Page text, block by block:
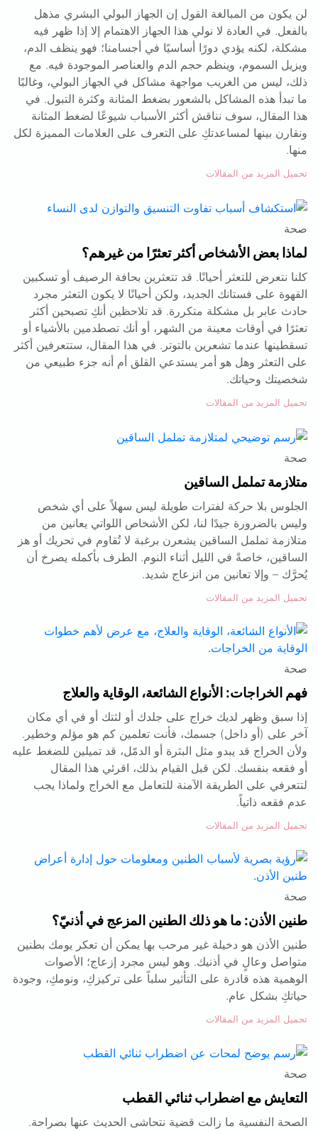
لن يكون من المبالغة القول إن الجهاز البولي البشري مذهل
بالفعل. في العادة لا نولي هذا الجهاز الاهتمام إلا إذا ظهر فيه
مشكلة، لكنه يؤدي دورًا أساسيًا في أجسامنا؛ فهو ينظف الدم،
ويزيل السموم، وينظم حجم الدم والعناصر الموجودة فيه. مع
ذلك، ليس من الغريب مواجهة مشاكل في الجهاز البولي، وغالبًا
ما تبدأ هذه المشاكل بالشعور بضغط المثانة وكثرة التبول. في
هذا المقال، سوف نناقش أكثر الأسباب شيوعًا لضغط المثانة
ونقارن بينها لمساعدتكِ على التعرف على العلامات المميزة لكل
منها.
تحميل المزيد من المقالات
صحة
لماذا بعض الأشخاص أكثر تعثرًا من غيرهم؟
كلنا نتعرض للتعثر أحيانًا. قد تتعثرين بحافة الرصيف أو تسكبين
القهوة على فستانك الجديد، ولكن أحيانًا لا يكون التعثر مجرد
حادث عابر بل مشكلة متكررة. قد تلاحظين أنكِ تصبحين أكثر
تعثرًا في أوقات معينة من الشهر، أو أنك تصطدمين بالأشياء أو
تسقطينها عندما تشعرين بالتوتر. في هذا المقال، ستتعرفين أكثر
على التعثر وهل هو أمر يستدعي القلق أم أنه جزء طبيعي من
شخصيتك وحياتك.
تحميل المزيد من المقالات
صحة
متلازمة تململ الساقين
الجلوس بلا حركة لفترات طويلة ليس سهلاً على أي شخص
وليس بالضرورة جيدًا لنا، لكن الأشخاص اللواتي يعانين من
متلازمة تململ الساقين يشعرن برغبة لا تُقاوم في تحريك أو هز
الساقين، خاصةً في الليل أثناء النوم. الطرف بأكمله يصرخ أن
يُحرَّك – وإلا تعانين من انزعاج شديد.
تحميل المزيد من المقالات
صحة
فهم الخراجات: الأنواع الشائعة، الوقاية والعلاج
إذا سبق وظهر لديك خراج على جلدك أو لثتك أو في أي مكان
آخر على (أو داخل) جسمك، فأنت تعلمين كم هو مؤلم وخطير.
ولأن الخراج قد يبدو مثل البثرة أو الدمّل، قد تميلين للضغط عليه
أو فقعه بنفسك. لكن قبل القيام بذلك، اقرئي هذا المقال
لتتعرفي على الطريقة الآمنة للتعامل مع الخراج ولماذا يجب
عدم فقعه ذاتياً.
تحميل المزيد من المقالات
صحة
طنين الأذن: ما هو ذلك الطنين المزعج في أذنيّ؟
طنين الأذن هو دخيلة غير مرحب بها يمكن أن تعكر يومك بطنين
متواصل وعالٍ في أذنيك. وهو ليس مجرد إزعاج؛ الأصوات
الوهمية هذه قادرة على التأثير سلباً على تركيزكِ، ونومكِ، وجودة
حياتكِ بشكل عام.
تحميل المزيد من المقالات
صحة
التعايش مع اضطراب ثنائي القطب
الصحة النفسية ما زالت قضية نتحاشى الحديث عنها بصراحة.